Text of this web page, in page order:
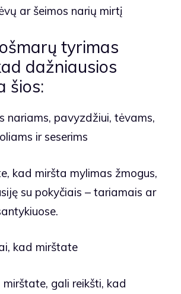
ar šeimos narių mirtį
tyrimas
dažniausios
šios:
nariams, pavyzdžiui, tėvams,
ir seserims
kad miršta mylimas žmogus,
su pokyčiais – tariamais ar
kad mirštate
gali reikšti, kad